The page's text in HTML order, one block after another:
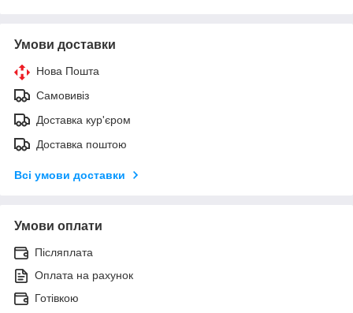
Умови доставки
Нова Пошта
Самовивіз
Доставка кур'єром
Доставка поштою
Всі умови доставки
Умови оплати
Післяплата
Оплата на рахунок
Готівкою